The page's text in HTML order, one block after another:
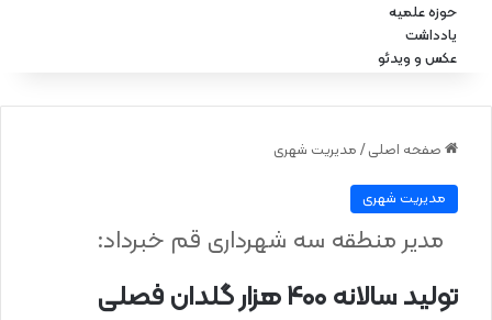
حوزه علمیه
یادداشت
عکس و ویدئو
صفحه اصلی / مدیریت شهری
مدیریت شهری
تولید سالانه ۴۰۰ هزار گلدان فصلی
مدیر منطقه سه شهرداری قم خبرداد: